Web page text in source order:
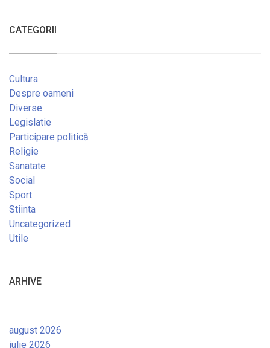
CATEGORII
Cultura
Despre oameni
Diverse
Legislatie
Participare politică
Religie
Sanatate
Social
Sport
Stiinta
Uncategorized
Utile
ARHIVE
august 2026
iulie 2026